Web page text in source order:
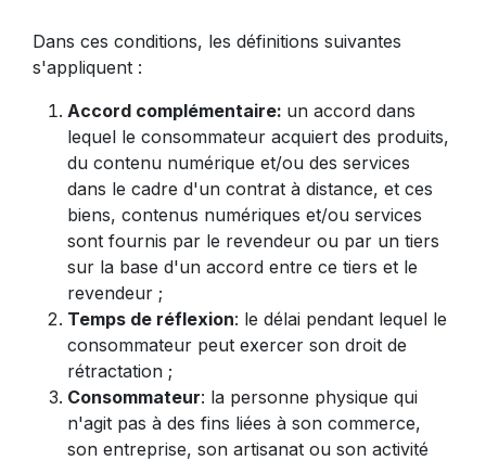
Dans ces conditions, les définitions suivantes
s'appliquent :
Accord complémentaire: un accord dans
lequel le consommateur acquiert des produits,
du contenu numérique et/ou des services
dans le cadre d'un contrat à distance, et ces
biens, contenus numériques et/ou services
sont fournis par le revendeur ou par un tiers
sur la base d'un accord entre ce tiers et le
revendeur ;
Temps de réflexion: le délai pendant lequel le
consommateur peut exercer son droit de
rétractation ;
Consommateur: la personne physique qui
n'agit pas à des fins liées à son commerce,
son entreprise, son artisanat ou son activité